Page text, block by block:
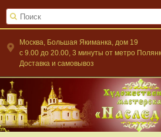
Москва, Большая Якиманка, дом 19
c 9.00 до 20.00, 3 минуты от метро
Доставка и самовывоз